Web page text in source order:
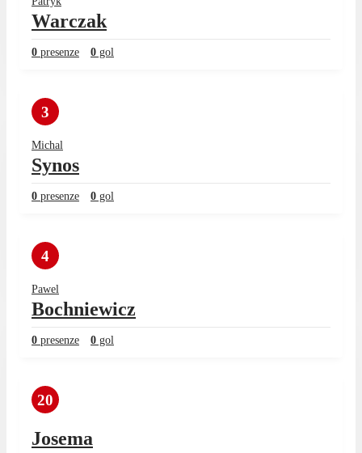
Warczak
0 presenze 0 gol
3
Michal
Synos
0 presenze 0 gol
4
Pawel
Bochniewicz
0 presenze 0 gol
20
Josema